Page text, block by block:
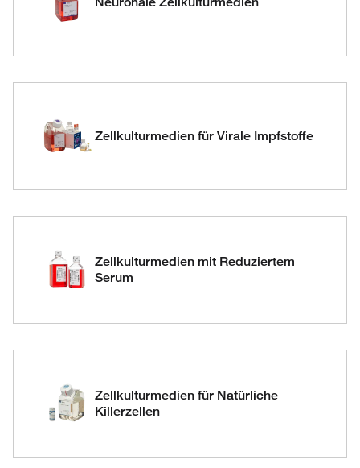
Zellkulturmedien für Virale Impfstoffe
Zellkulturmedien mit Reduziertem
Serum
Zellkulturmedien für Natürliche
Killerzellen